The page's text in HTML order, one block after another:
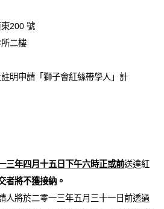
200 號
二樓
註明申請「獅子會紅絲帶學人」計
三年四月十五日下午六時正或前送達紅
者將不獲接納。
人將於二零一三年五月三十一日前透過